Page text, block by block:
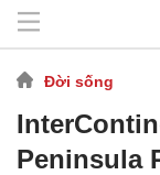
Đời sống
Peninsula